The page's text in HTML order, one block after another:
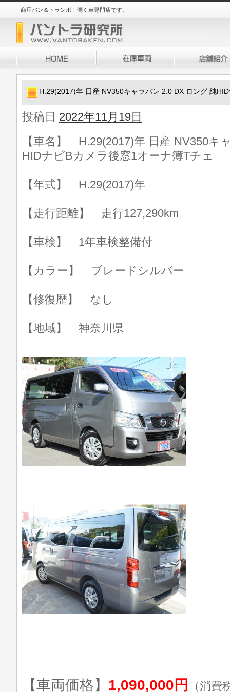
商用バン＆トランポ！働く車専門店です。
H.29(2017)年 日産 NV350キャラバン 2.0 DX ロング 純
投稿日 2022年11月19日
【車名】 H.29(2017)年 日産 NV350キ
HIDナビBカメラ後窓1オーナ簿Tチェ
【年式】 H.29(2017)年
【走行距離】 走行127,290km
【車検】 1年車検整備付
【カラー】 ブレードシルバー
【修復歴】 なし
【地域】 神奈川県
【車両価格】 1,090,000円 （消費